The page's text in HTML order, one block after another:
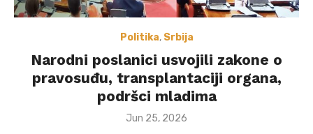
Politika, Srbija
Narodni poslanici usvojili zakone o
pravosuđu, transplantaciji organa,
podršci mladima
Posted
Jun 25, 2026